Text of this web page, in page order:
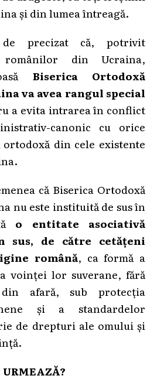
și din lumea întreagă.
precizat că, potrivit
românilor din Ucraina,
Biserica Ortodoxă
va avea rangul special
a evita intrarea în conflict
canonic cu orice
din cele existente
că Biserica Ortodoxă
nu este instituită de sus în
o entitate asociativă
sus, de către cetățeni
română, ca formă a
voinței lor suverane, fără
afară, sub protecția
și a standardelor
de drepturi ale omului și
URMEAZĂ?